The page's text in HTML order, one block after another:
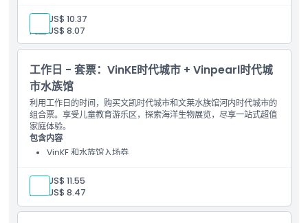
成人: US$ 10.37
儿童:US$ 8.07
工作日 - 套票：VinKE时代城市 + Vinpearl时代城
市水族馆
利用工作日的时间，购买文凯时代城市和文莱水族馆河内时代城市的
组合票。享受儿童教育游乐区，探索海洋生物展览，尽享一站式超值
家庭体验。
包含内容
VinKE 和水族馆入场券
成人: US$ 11.55
儿童: US$ 8.47